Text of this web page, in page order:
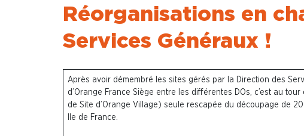
Réorganisations en
Services Généraux !
Après avoir démembré les sites gérés par la Direction des
d’Orange France Siège entre les différentes DOs, c’est au tour
de Site d’Orange Village) seule rescapée du découpage de
Ile de France